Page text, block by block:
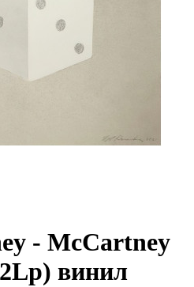
- McCartney
винил